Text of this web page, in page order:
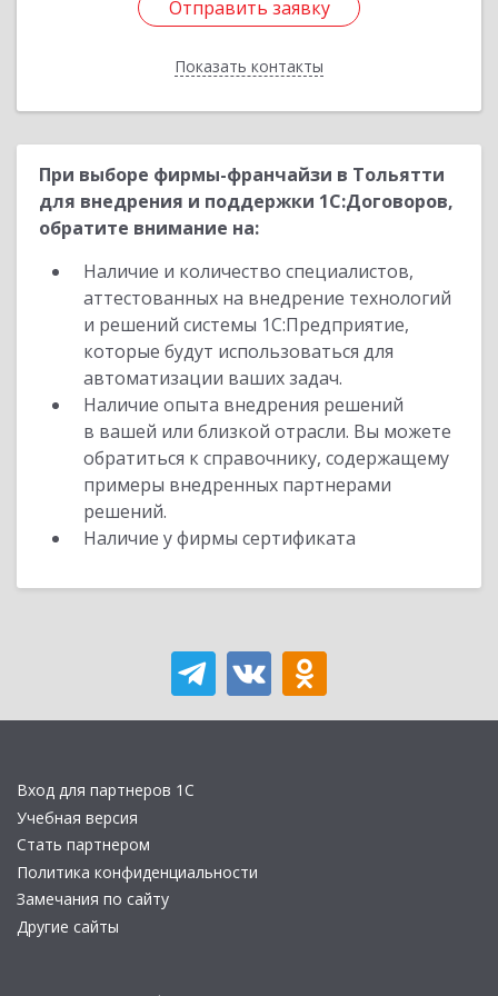
Отправить заявку
Показать контакты
Отправить заявку
Назад
При выборе фирмы-франчайзи в Тольятти
для внедрения и поддержки 1С:Договоров,
обратите внимание на:
Наличие и количество специалистов,
аттестованных на внедрение технологий
и решений системы 1С:Предприятие,
которые будут использоваться для
автоматизации ваших задач.
Наличие опыта внедрения решений
в вашей или близкой отрасли. Вы можете
обратиться к справочнику, содержащему
примеры внедренных партнерами
решений.
Наличие у фирмы сертификата
Вход для партнеров 1С
Учебная версия
Стать партнером
Политика конфиденциальности
Замечания по сайту
Другие сайты